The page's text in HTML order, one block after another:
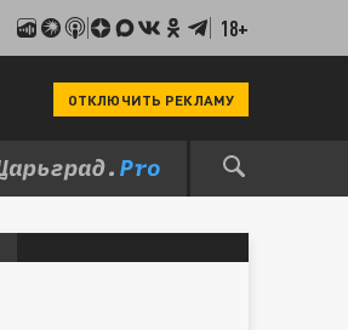
18+
ОТКЛЮЧИТЬ РЕКЛАМУ